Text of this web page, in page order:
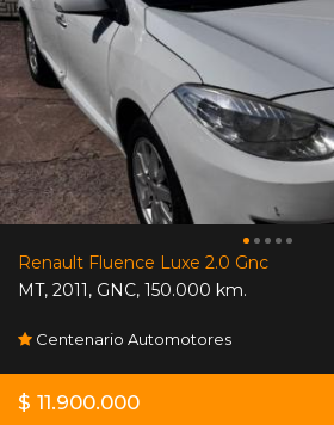
Renault Fluence Luxe 2.0 Gnc
MT, 2011, GNC, 150.000 km.
Centenario Automotores
$ 11.900.000